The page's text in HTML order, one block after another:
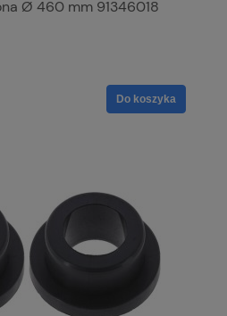
Ø 460 mm 91346018
Do koszyka